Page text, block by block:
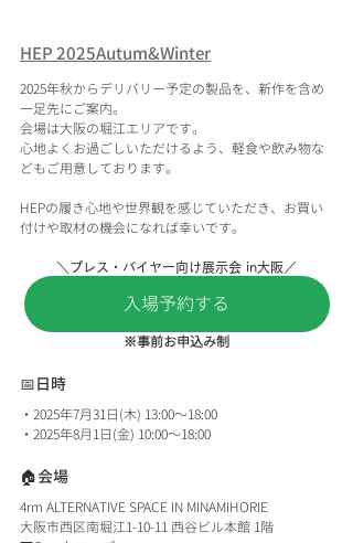
HEP 2025Autum&Winter
2025年秋からデリバリー予定の製品を、新作を含め
一足先にご案内。
会場は大阪の堀江エリアです。
心地よくお過ごしいただけるよう、軽食や飲み物な
どもご用意しております。
HEPの履き心地や世界観を感じていただき、お買い
付けや取材の機会になれば幸いです。
＼プレス・バイヤー向け展示会 in大阪／
入場予約する
※事前お申込み制
📅日時
・2025年7月31日(木) 13:00～18:00
・2025年8月1日(金) 10:00～18:00
🏠会場
4rm ALTERNATIVE SPACE IN MINAMIHORIE
大阪市西区南堀江1-10-11 西谷ビル本館 1階